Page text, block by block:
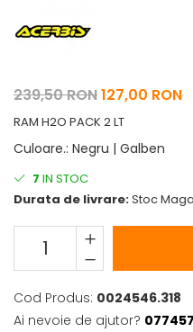
Protectii
Tricou / Geci / Termic
Ambreiaj
Cabluri si Conducte
Uleiuri si Lubrifianti
Filtre
Suspensii
Transmisie
Tuning
239,50 RON127,00 RON
RAM H2O PACK 2 LT
Culoare.: Negru | Galben
7 IN STOC
Durata de livrare:Stoc
Cod Produs: 0024546.318
Ai nevoie de ajutor?